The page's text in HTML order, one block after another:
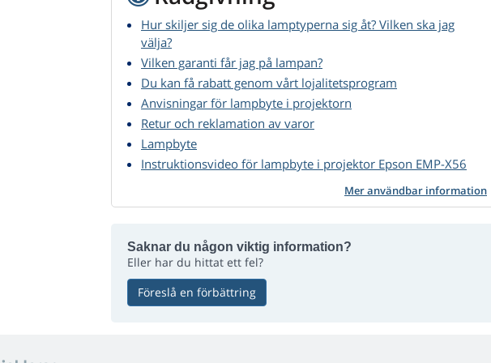
Hur skiljer sig de olika lamptyperna sig åt? Vilken ska jag
välja?
Vilken garanti får jag på lampan?
Du kan få rabatt genom vårt lojalitetsprogram
Anvisningar för lampbyte i projektorn
Retur och reklamation av varor
Lampbyte
Instruktionsvideo för lampbyte i projektor Epson EMP-X56
Mer användbar information
Saknar du någon viktig information?
Eller har du hittat ett fel?
Föreslå en förbättring